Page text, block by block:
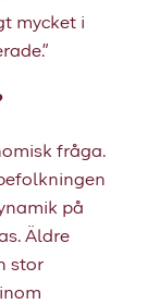
mycket i
fråga.
på
Äldre
stor